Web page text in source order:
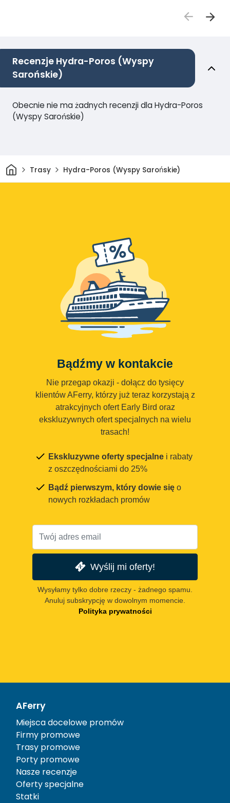
Recenzje Hydra-Poros (Wyspy
Sarońskie)
Obecnie nie ma żadnych recenzji dla Hydra-Poros
(Wyspy Sarońskie)
DomTrasy Hydra-Poros (Wyspy Sarońskie)
Bądźmy w kontakcie
Nie przegap okazji - dołącz do tysięcy
klientów AFerry, którzy już teraz korzystają z
atrakcyjnych ofert Early Bird oraz
ekskluzywnych ofert specjalnych na wielu
trasach!
Ekskluzywne oferty specjalne i rabaty
z oszczędnościami do 25%
Bądź pierwszym, który dowie się o
nowych rozkładach promów
Wyślij mi oferty!
Wysyłamy tylko dobre rzeczy - żadnego spamu.
Anuluj subskrypcję w dowolnym momencie.
Polityka prywatności
AFerry
Miejsca docelowe promów
Firmy promowe
Trasy promowe
Porty promowe
Nasze recenzje
Oferty specjalne
Statki